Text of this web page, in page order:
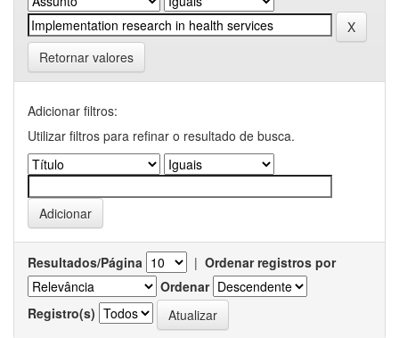
Retornar valores
Adicionar filtros:
Utilizar filtros para refinar o resultado de busca.
Resultados/Página | Ordenar registros por
Ordenar
Registro(s)